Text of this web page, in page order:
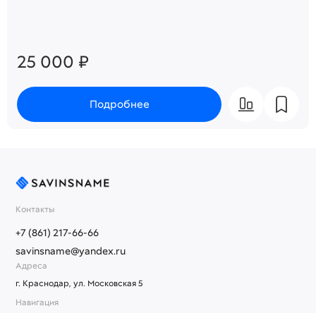
25 000 ₽
Подробнее
Контакты
+7 (861) 217-66-66
savinsname@yandex.ru
Адреса
г. Краснодар, ул. Московская 5
Навигация